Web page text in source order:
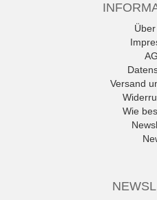
Versand
Wie